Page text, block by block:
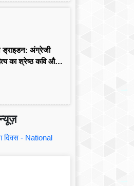
ड्राइडन: अंग्रेजी
का श्रेष्ठ कवि और